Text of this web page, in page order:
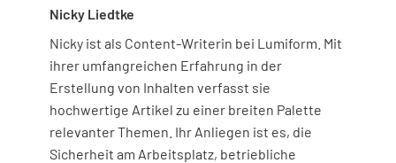
JA NEIN
Informieren Sie Ihren Teamleiter über ein
potenzielles HAVS-Symptom, das bei Ihnen
auftritt.
Nicky Liedtke
Nicky ist als Content-Writerin bei Lumiform. Mit
ihrer umfangreichen Erfahrung in der
Erstellung von Inhalten verfasst sie
hochwertige Artikel zu einer breiten Palette
relevanter Themen. Ihr Anliegen ist es, die
Sicherheit am Arbeitsplatz, betriebliche